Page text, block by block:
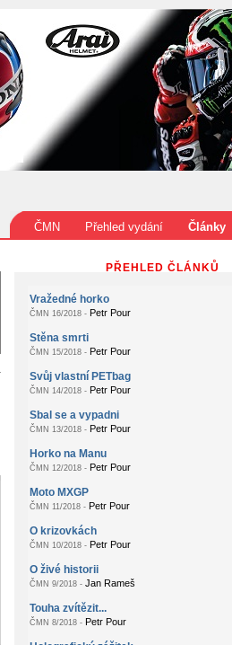
ČMN Přehled vydání Články
PŘEHLED ČLÁNKŮ
Vražedné horko
ČMN 16/2018 - Petr Pour
Stěna smrti
ČMN 15/2018 - Petr Pour
Svůj vlastní PETbag
ČMN 14/2018 - Petr Pour
Sbal se a vypadni
ČMN 13/2018 - Petr Pour
Horko na Manu
ČMN 12/2018 - Petr Pour
Moto MXGP
ČMN 11/2018 - Petr Pour
O krizovkách
ČMN 10/2018 - Petr Pour
O živé historii
ČMN 9/2018 - Jan Rameš
Touha zvítězit...
ČMN 8/2018 - Petr Pour